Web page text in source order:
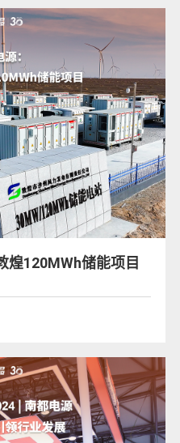
煌120MWh储能项目